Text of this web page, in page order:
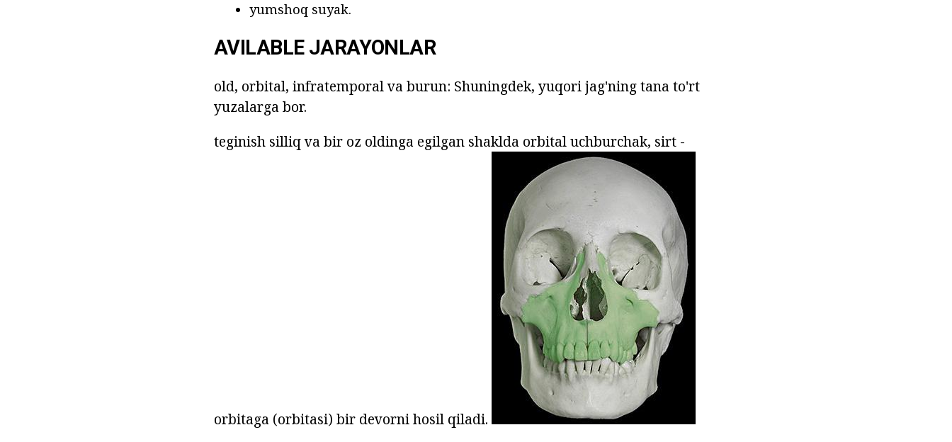
yumshoq suyak.
AVILABLE JARAYONLAR
old, orbital, infratemporal va burun: Shuningdek, yuqori jag'ning tana to'rt
yuzalarga bor.
teginish silliq va bir oz oldinga egilgan shaklda orbital uchburchak, sirt -
orbitaga (orbitasi) bir devorni hosil qiladi.